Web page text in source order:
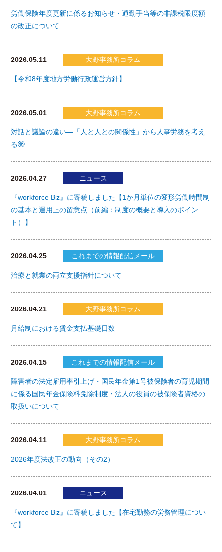
労働保険年度更新に係るお知らせ・通勤手当等の非課税限度額
の改正について
2026.05.11 大野事務所コラム
【令和8年度地方労働行政運営方針】
2026.05.01 大野事務所コラム
対話と議論の違い―「人と人との関係性」から人事労務を考え
る㊻
2026.04.27 ニュース
『workforce Biz』に寄稿しました【1か月単位の変形労働時間制
の基本と運用上の留意点（前編：制度の概要と導入のポイン
ト）】
2026.04.25 これまでの情報配信メール
治療と就業の両立支援指針について
2026.04.21 大野事務所コラム
月給制における賃金支払基礎日数
2026.04.15 これまでの情報配信メール
障害者の法定雇用率引上げ・国民年金第1号被保険者の育児期間
に係る国民年金保険料免除制度・法人の役員の被保険者資格の
取扱いについて
2026.04.11 大野事務所コラム
2026年度法改正の動向（その2）
2026.04.01 ニュース
『workforce Biz』に寄稿しました【在宅勤務の労務管理につい
て】